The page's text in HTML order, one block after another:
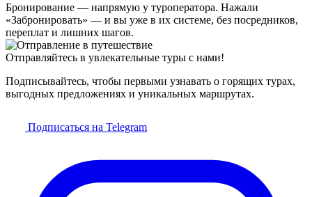
Бронирование — напрямую у туроператора. Нажали
«Забронировать» — и вы уже в их системе, без посредников,
переплат и лишних шагов.
Отправляйтесь в увлекательные туры с нами!
Подписывайтесь, чтобы первыми узнавать о горящих турах,
выгодных предложениях и уникальных маршрутах.
Подписаться на Telegram